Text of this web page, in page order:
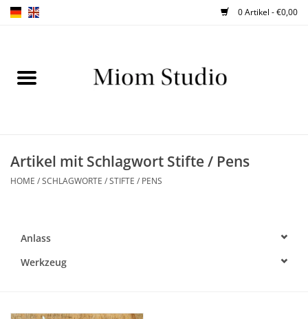
0 Artikel - €0,00
ABOUT
TIPPS
Artikel mit Schlagwort Stifte / Pens
HOME /SCHLAGWORTE /STIFTE / PENS
Anlass
Werkzeug